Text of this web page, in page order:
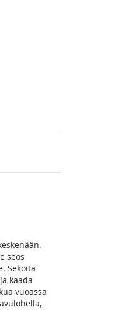
seos
Sekoita
kaada
vuoassa